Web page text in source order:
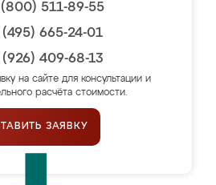
511-89-55
665-24-01
409-68-13
на сайте для консультации и
расчёта стоимости.
ЗАЯВКУ